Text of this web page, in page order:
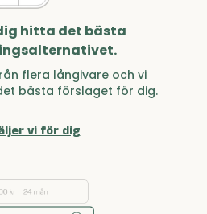
hitta det bästa
flera långivare och vi
bästa förslaget för dig.
vi för dig